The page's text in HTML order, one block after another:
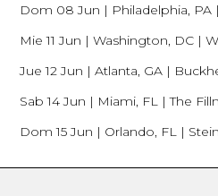
Dom 08 Jun | Philadelphia, PA
Mie 11 Jun | Washington, DC |
Jue 12 Jun | Atlanta, GA |
Sab 14 Jun | Miami, FL | The
Dom 15 Jun | Orlando, FL |